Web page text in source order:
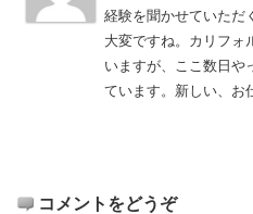
経験を聞かせていただ
大変ですね。カリフォ
いますが、ここ数日や
ています。新しい、お
コメントをどうぞ